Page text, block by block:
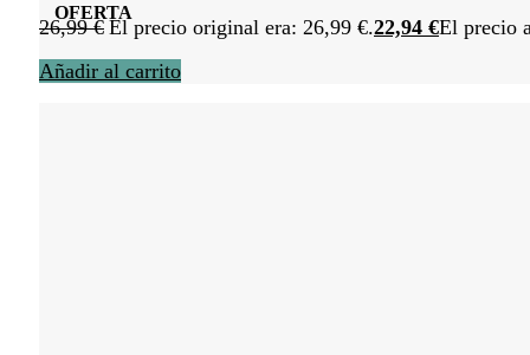
OFERTA
26,99€ El precio original era: 26,99 €.22,94 €El precio
Añadir al carrito